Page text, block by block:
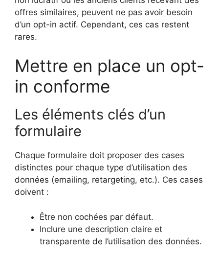
offres similaires, peuvent ne pas avoir besoin
d’un opt-in actif. Cependant, ces cas restent
rares.
Mettre en place un opt-
in conforme
Les éléments clés d’un
formulaire
Chaque formulaire doit proposer des cases
distinctes pour chaque type d’utilisation des
données (emailing, retargeting, etc.). Ces cases
doivent :
Être non cochées par défaut.
Inclure une description claire et
transparente de l’utilisation des données.